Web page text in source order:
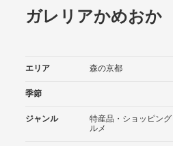
ガレリアかめおか
エリア 森の京都
季節
ジャンル 特産品・ショッピング
ルメ